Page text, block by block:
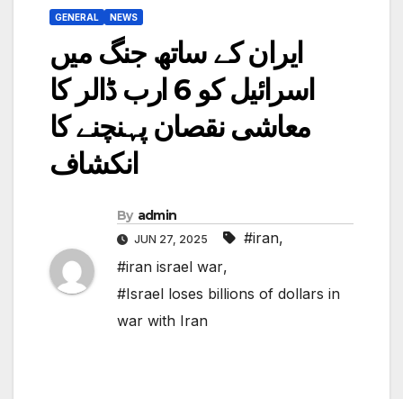
GENERAL NEWS
ایران کے ساتھ جنگ میں
اسرائیل کو 6 ارب ڈالر کا
معاشی نقصان پہنچنے کا
انکشاف
By admin
JUN 27, 2025 #iran,
#iran israel war,
#Israel loses billions of dollars in
war with Iran